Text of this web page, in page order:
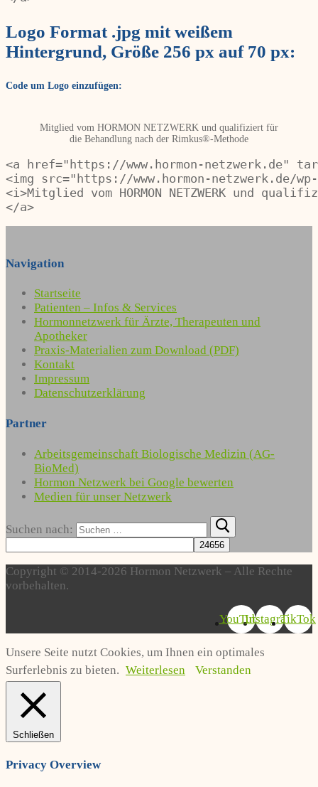
Logo Format .jpg mit weißem
Hintergrund, Größe 256 px auf 70 px:
Code um Logo einzufügen:
Mitglied vom HORMON NETZWERK und qualifiziert für
die Behandlung nach der Rimkus®-Methode
<a href="https://www.hormon-netzwerk.de"
<img src="https://www.hormon-netzwerk.de/
<i>Mitglied vom HORMON NETZWERK und
</a>
Navigation
Startseite
Patienten – Infos & Services
Hormonnetzwerk für Ärzte, Therapeuten und
Apotheker
Praxis-Materialien zum Download (PDF)
Kontakt
Impressum
Datenschutzerklärung
Partner
Arbeitsgemeinschaft Biologische Medizin (AG-
BioMed)
Hormon Netzwerk bei Google bewerten
Medien für unser Netzwerk
Suchen nach:
Copyright © 2014-2026 Hormon Netzwerk – Alle Rechte
vorbehalten.
YouTubeInstagramTikTok
Unsere Seite nutzt Cookies, um Ihnen ein optimales
Surferlebnis zu bieten. Weiterlesen Verstanden
Schließen
Privacy Overview